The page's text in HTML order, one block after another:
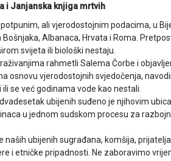
i Janjanska knjiga mrtvih
ali vjerodostojnim podacima, u
Albanaca, Hrvata i Roma.
svijeta ili biološki nestaju.
rahmetli Salema Čorbe i
osnovu vjerodostojnih svjedočenja,
se već godinama vode kao nestali.
ubijenih suđeno je njihovim
u jednom sudskom procesu za
naših ubijenih sugrađana, komšija,
i etničke pripadnosti. Ne zaboravimo